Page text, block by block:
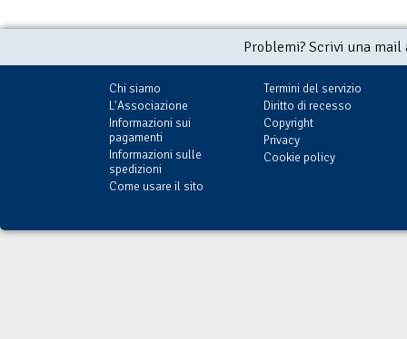
Problemi? Scrivi una
Chi siamo
L'Associazione
Informazioni sui
pagamenti
Informazioni sulle
spedizioni
Come usare il sito
Termini del servizio
Diritto di recesso
Copyright
Privacy
Cookie policy